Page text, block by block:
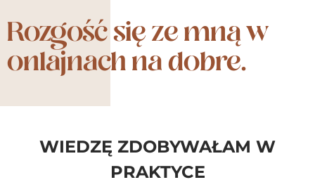
Rozgość się ze mną w
onlajnach na dobre.
WIEDZĘ ZDOBYWAŁAM W
PRAKTYCE